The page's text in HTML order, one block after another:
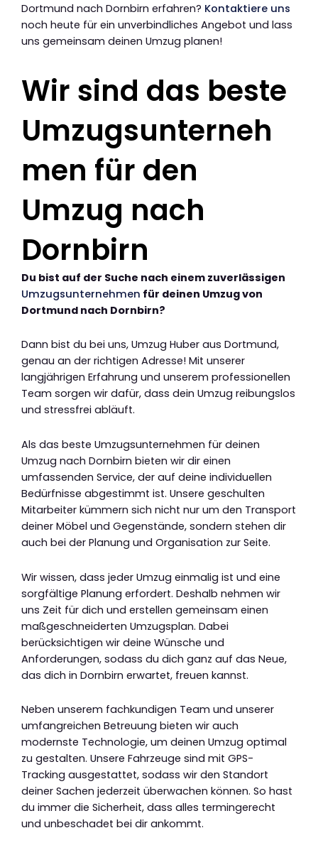
Dortmund nach Dornbirn erfahren? Kontaktiere uns
noch heute für ein unverbindliches Angebot und lass
uns gemeinsam deinen Umzug planen!
Wir sind das beste
Umzugsunterneh
men für den
Umzug nach
Dornbirn
Du bist auf der Suche nach einem zuverlässigen
Umzugsunternehmen für deinen Umzug von
Dortmund nach Dornbirn?
Dann bist du bei uns, Umzug Huber aus Dortmund,
genau an der richtigen Adresse! Mit unserer
langjährigen Erfahrung und unserem professionellen
Team sorgen wir dafür, dass dein Umzug reibungslos
und stressfrei abläuft.
Als das beste Umzugsunternehmen für deinen
Umzug nach Dornbirn bieten wir dir einen
umfassenden Service, der auf deine individuellen
Bedürfnisse abgestimmt ist. Unsere geschulten
Mitarbeiter kümmern sich nicht nur um den Transport
deiner Möbel und Gegenstände, sondern stehen dir
auch bei der Planung und Organisation zur Seite.
Wir wissen, dass jeder Umzug einmalig ist und eine
sorgfältige Planung erfordert. Deshalb nehmen wir
uns Zeit für dich und erstellen gemeinsam einen
maßgeschneiderten Umzugsplan. Dabei
berücksichtigen wir deine Wünsche und
Anforderungen, sodass du dich ganz auf das Neue,
das dich in Dornbirn erwartet, freuen kannst.
Neben unserem fachkundigen Team und unserer
umfangreichen Betreuung bieten wir auch
modernste Technologie, um deinen Umzug optimal
zu gestalten. Unsere Fahrzeuge sind mit GPS-
Tracking ausgestattet, sodass wir den Standort
deiner Sachen jederzeit überwachen können. So hast
du immer die Sicherheit, dass alles termingerecht
und unbeschadet bei dir ankommt.